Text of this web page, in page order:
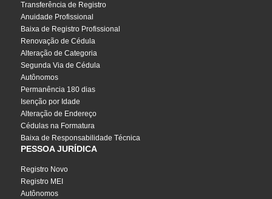
Transferência de Registro
Anuidade Profissional
Baixa de Registro Profissional
Renovação de Cédula
Alteração de Categoria
Segunda Via de Cédula
Autônomos
Permanência 180 dias
Isenção por Idade
Alteração de Endereço
Cédulas na Formatura
Baixa de Responsabilidade Técnica
PESSOA JURÍDICA
Registro Novo
Registro MEI
Autônomos